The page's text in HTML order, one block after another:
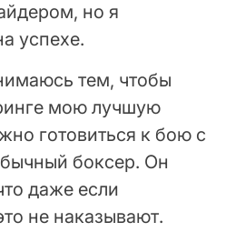
но я
успехе.
тем, чтобы
мою лучшую
готовиться к бою с
боксер. Он
даже если
не наказывают.